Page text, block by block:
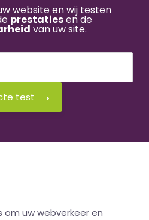
website en wij testen
prestatiesen de
van uw site.
test
om uw webverkeer en